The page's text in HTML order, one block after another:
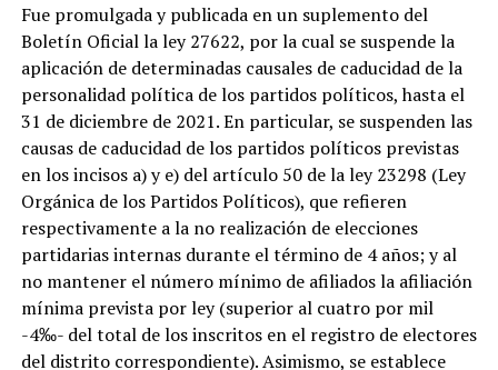
Fue promulgada y publicada en un suplemento del
Boletín Oficial la ley 27622, por la cual se suspende la
aplicación de determinadas causales de caducidad de la
personalidad política de los partidos políticos, hasta el
31 de diciembre de 2021. En particular, se suspenden las
causas de caducidad de los partidos políticos previstas
en los incisos a) y e) del artículo 50 de la ley 23298 (Ley
Orgánica de los Partidos Políticos), que refieren
respectivamente a la no realización de elecciones
partidarias internas durante el término de 4 años; y al
no mantener el número mínimo de afiliados la afiliación
mínima prevista por ley (superior al cuatro por mil
-4‰- del total de los inscritos en el registro de electores
del distrito correspondiente). Asimismo, se establece